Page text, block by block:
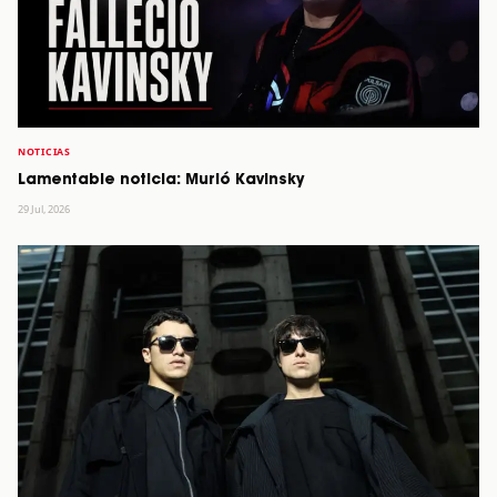
NOTICIAS
Lamentable noticia: Murió Kavinsky
29 Jul, 2026